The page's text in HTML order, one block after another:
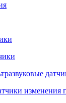
изменения